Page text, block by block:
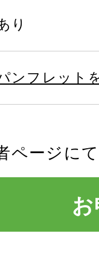
り
ンフレット
ページに